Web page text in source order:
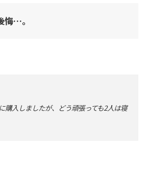
悔…。
購入しましたが、どう頑張っても2人は寝